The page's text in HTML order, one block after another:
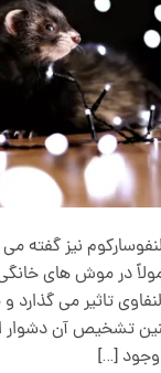
نیز گفته
در موش های
تاثیر می گذارد
تشخیص آن دشوار
[…]